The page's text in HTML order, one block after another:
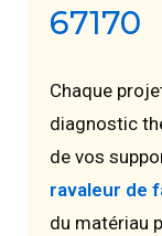
67170
Chaque
diagnostic
de vos
ravaleur de
du matériau